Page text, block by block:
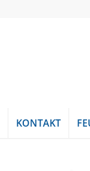
KONTAKT